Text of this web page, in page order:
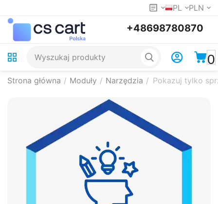
PL PLN
+48698780870
0
Strona główna / Moduły / Narzędzia / Pokazuj tylko